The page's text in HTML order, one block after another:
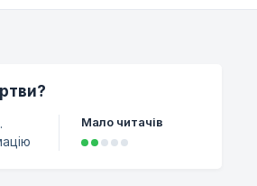
Мало читачів